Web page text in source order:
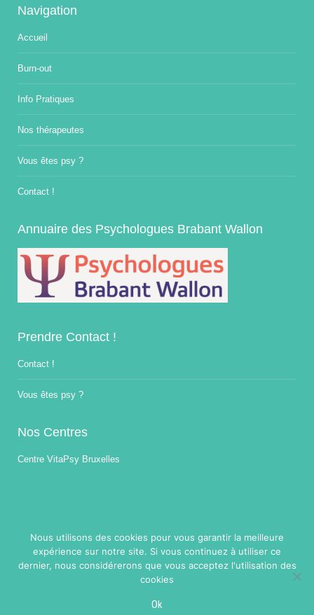
Navigation
Accueil
Burn-out
Info Pratiques
Nos thérapeutes
Vous êtes psy ?
Contact !
Annuaire des Psychologues Brabant Wallon
Prendre Contact !
Contact !
Vous êtes psy ?
Nos Centres
Centre VitaPsy Bruxelles
Copyright © 2014-2026Traitement Burnout.Tous droits réservés.
Powered byPrivium – Des services qui soutiennent vos soins. Pour
psychologues, psychotherapeutes et hypnotherapeutes.
RGPD - Politique de Protection de la Vie Privée
Nous utilisons des cookies pour vous garantir la meilleure
expérience sur notre site. Si vous continuez à utiliser ce
dernier, nous considérerons que vous acceptez l'utilisation des
cookies
Ok